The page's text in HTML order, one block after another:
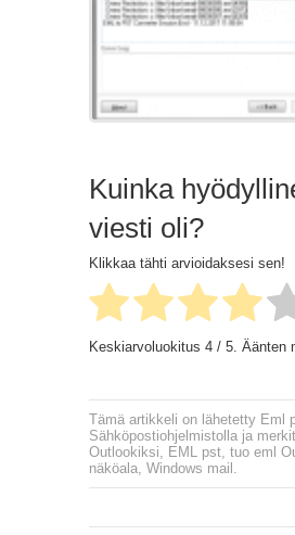
Kuinka
viesti oli?
Klikkaa tähti arvioidaksesi sen!
Keskiarvoluokitus 4/ 5. Äänten
Tämä artikkeli on lähetetty Eml
Sähköpostiohjelmistollaja
Outlookiksi
EML pst, tuo eml
näköala, Windows mail